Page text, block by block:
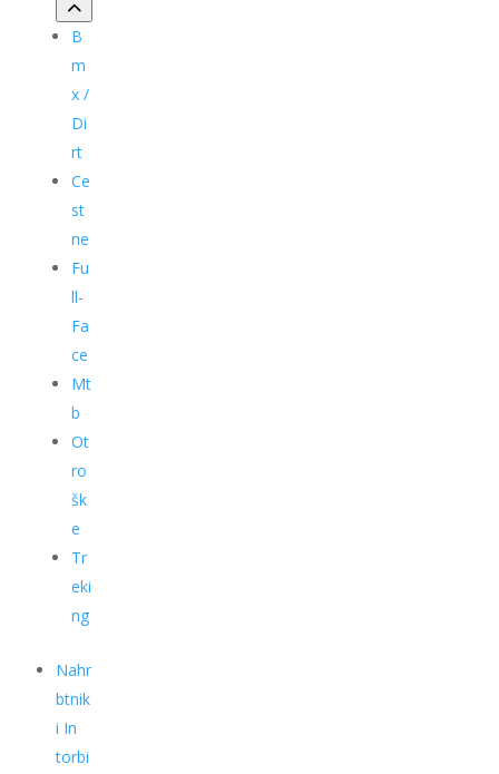
B
m
x /
Di
rt
Ce
st
ne
Fu
ll-
Fa
ce
Mt
b
Ot
ro
šk
e
Tr
eki
ng
Nahr
btnik
i In
torbi